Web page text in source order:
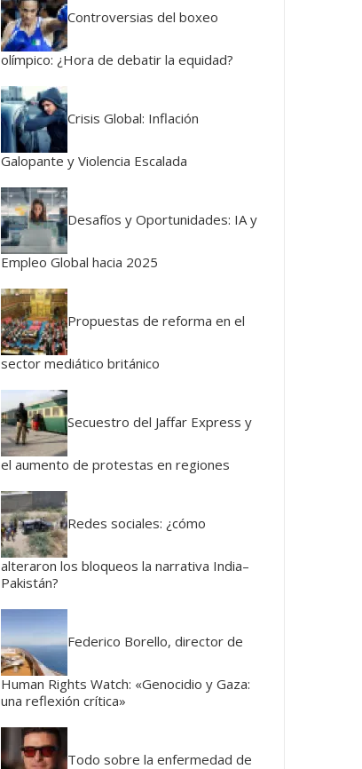
Controversias del boxeo
olímpico: ¿Hora de debatir la equidad?
Crisis Global: Inflación
Galopante y Violencia Escalada
Desafíos y Oportunidades: IA y
Empleo Global hacia 2025
Propuestas de reforma en el
sector mediático británico
Secuestro del Jaffar Express y
el aumento de protestas en regiones
Redes sociales: ¿cómo
alteraron los bloqueos la narrativa India–
Pakistán?
Federico Borello, director de
Human Rights Watch: «Genocidio y Gaza:
una reflexión crítica»
Todo sobre la enfermedad de